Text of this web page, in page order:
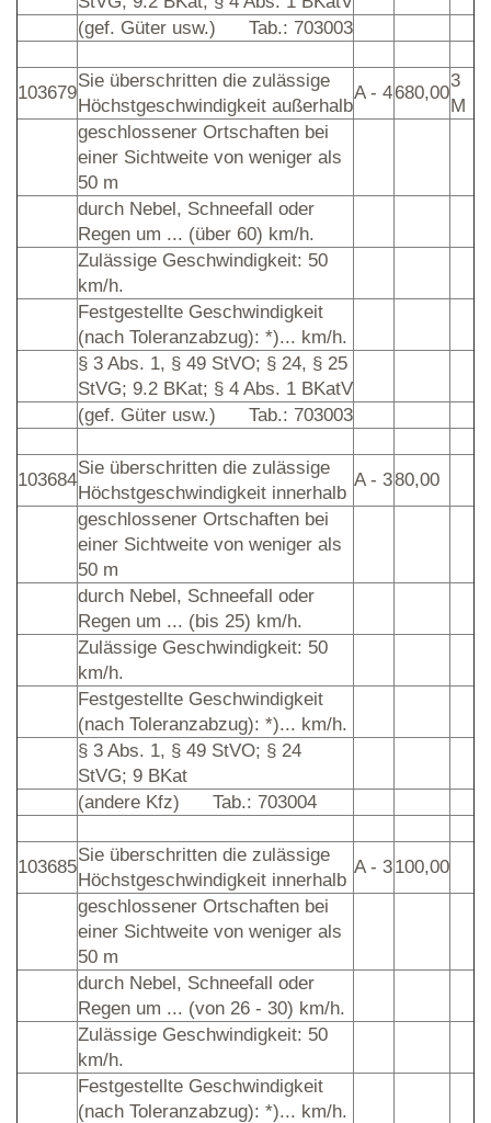
(gef. Güter usw.) Tab.: 703003
103679
Sie überschritten die zulässige
Höchstgeschwindigkeit außerhalb
A - 4680,00
3
M
geschlossener Ortschaften bei
einer Sichtweite von weniger als
50 m
durch Nebel, Schneefall oder
Regen um ... (über 60) km/h.
Zulässige Geschwindigkeit: 50
km/h.
Festgestellte Geschwindigkeit
(nach Toleranzabzug): *)... km/h.
§ 3 Abs. 1, § 49 StVO; § 24, § 25
StVG; 9.2 BKat; § 4 Abs. 1 BKatV
(gef. Güter usw.) Tab.: 703003
103684
Sie überschritten die zulässige
Höchstgeschwindigkeit innerhalb
A - 380,00
geschlossener Ortschaften bei
einer Sichtweite von weniger als
50 m
durch Nebel, Schneefall oder
Regen um ... (bis 25) km/h.
Zulässige Geschwindigkeit: 50
km/h.
Festgestellte Geschwindigkeit
(nach Toleranzabzug): *)... km/h.
§ 3 Abs. 1, § 49 StVO; § 24
StVG; 9 BKat
(andere Kfz) Tab.: 703004
103685
Sie überschritten die zulässige
Höchstgeschwindigkeit innerhalb
A - 3100,00
geschlossener Ortschaften bei
einer Sichtweite von weniger als
50 m
durch Nebel, Schneefall oder
Regen um ... (von 26 - 30) km/h.
Zulässige Geschwindigkeit: 50
km/h.
Festgestellte Geschwindigkeit
(nach Toleranzabzug): *)... km/h.